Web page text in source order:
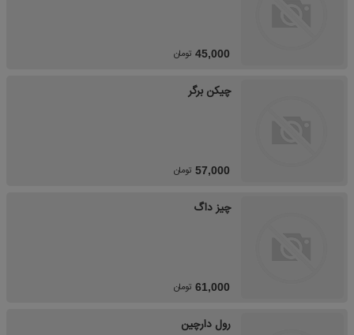
45,000 تومان
چیکن برگر
57,000 تومان
چیز داگ
61,000 تومان
رول دارچین